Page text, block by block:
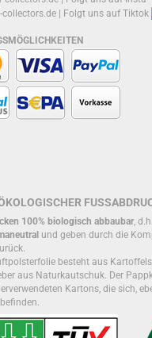
100% biologisch abbaubar,
und geben durch die
besteht aus
aus Naturkautschuk. Der
Kartons, die sich,